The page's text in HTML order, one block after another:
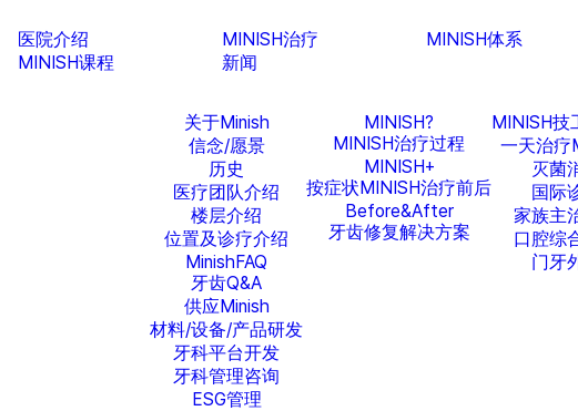
医院介绍 MINISH治疗 MINISH体系
MINISH课程
新闻
关于Minish
信念/愿景
历史
医疗团队介绍
楼层介绍
位置及诊疗介绍
MinishFAQ
牙齿Q&A
供应Minish
材料/设备/产品研发
牙科平台开发
牙科管理咨询
ESG管理
MINISH?
MINISH治疗过程
MINISH+
按症状MINISH治疗前后
Before&After
牙齿修复解决方案
MINISH技
一天治疗
灭菌
国际
家族主
口腔综
门牙